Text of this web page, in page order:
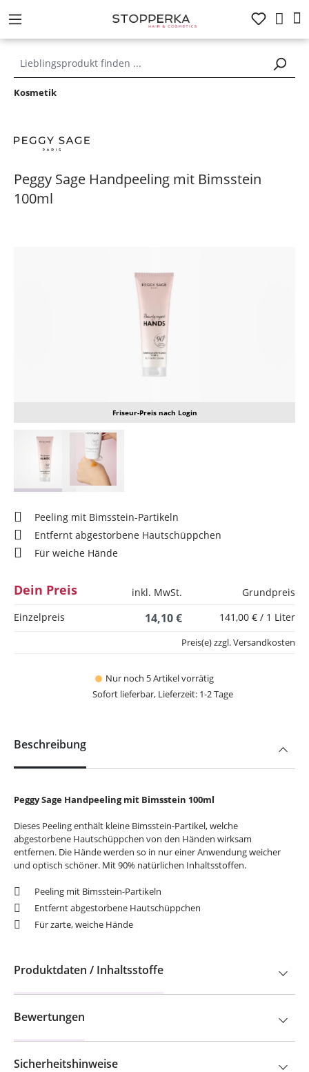
springen
Kosmetik
Peggy Sage Handpeeling mit Bimsstein
100ml
Friseur-Preis nach Login
Peeling mit Bimsstein-Partikeln
Entfernt abgestorbene Hautschüppchen
Für weiche Hände
Dein Preis inkl. MwSt.
Grundpreis
Einzelpreis
14,10 € 141,00 € / 1 Liter
Nur noch 5 Artikel vorrätig
Sofort lieferbar, Lieferzeit: 1-2 Tage
Preis(e) zzgl. Versandkosten
Beschreibung
Peggy Sage Handpeeling mit Bimsstein 100ml
Dieses Peeling enthält kleine Bimsstein-Partikel, welche
abgestorbene Hautschüppchen von den Händen wirksam
entfernen. Die Hände werden so in nur einer Anwendung weicher
und optisch schöner. Mit 90% natürlichen Inhaltsstoffen.
Peeling mit Bimsstein-Partikeln
Entfernt abgestorbene Hautschüppchen
Für zarte, weiche Hände
Produktdaten / Inhaltsstoffe
Bewertungen
Sicherheitshinweise